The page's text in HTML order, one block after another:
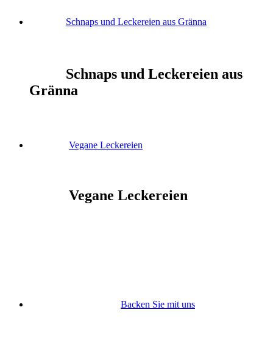
Schnaps und Leckereien aus Gränna
Schnaps und Leckereien aus
Gränna
Vegane Leckereien
Vegane Leckereien
Backen Sie mit uns